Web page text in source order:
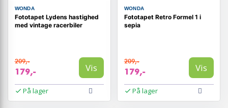
WONDA
Fototapet Lydens hastighed
med vintage racerbiler
209,-
179,- Vis
På lager
WONDA
Fototapet Retro Formel 1 i
sepia
209,-
179,- Vis
På lager